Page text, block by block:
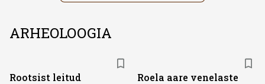
ARHEOLOOGIA
Rootsist leitud
Roela aare venelaste